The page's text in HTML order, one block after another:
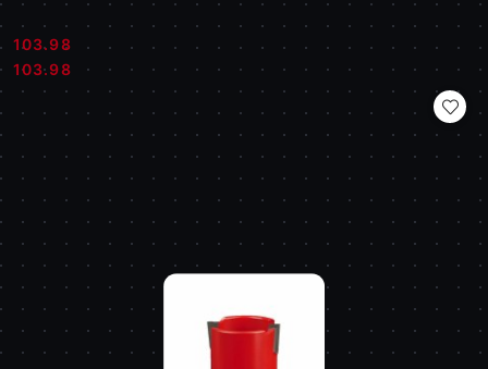
Cena:
103.98
Cena:
103.98